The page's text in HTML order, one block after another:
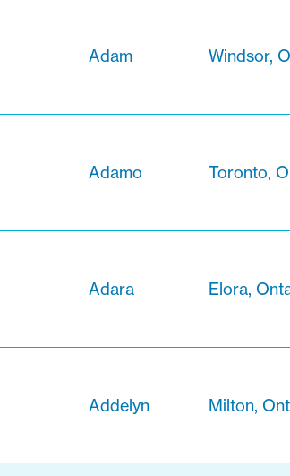
Adam Windsor,
Adamo Toronto,
Adara Elora,
Addelyn Milton,